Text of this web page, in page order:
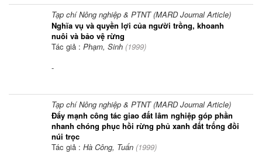
Tạp chí Nông nghiệp & PTNT (MARD Journal Article)
Nghĩa vụ và quyền lợi của người trồng, khoanh
nuôi và bảo vệ rừng
Tác giả : Phạm, Sinh (1999)
-
Tạp chí Nông nghiệp & PTNT (MARD Journal Article)
Đẩy mạnh công tác giao đất lâm nghiệp góp phần
nhanh chóng phục hồi rừng phủ xanh đất trống đồi
núi trọc
Tác giả : Hà Công, Tuấn (1999)